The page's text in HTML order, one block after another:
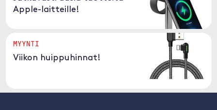
Apple-laitteille!
MYYNTI
Viikon huippuhinnat!